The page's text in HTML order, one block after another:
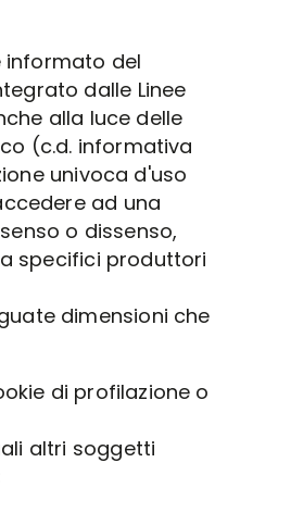
informato del
dalle Linee
alla luce delle
(c.d. informativa
univoca d'uso
ad una
o dissenso,
specifici produttori
dimensioni che
di profilazione o
altri soggetti